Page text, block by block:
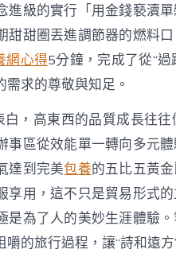
進級的實行「用金錢褻瀆
甜甜圈丟進調節器的燃料
網心得5分鐘，完成了從“過
求的尊敬與知足。
白，高東西的品質成長往往
事區從效能單一轉向多元
達到完美包養的五比五黃
享用，這不只是貿易形式
是為了人的美妙生涯體驗
的旅行過程，讓“詩和遠